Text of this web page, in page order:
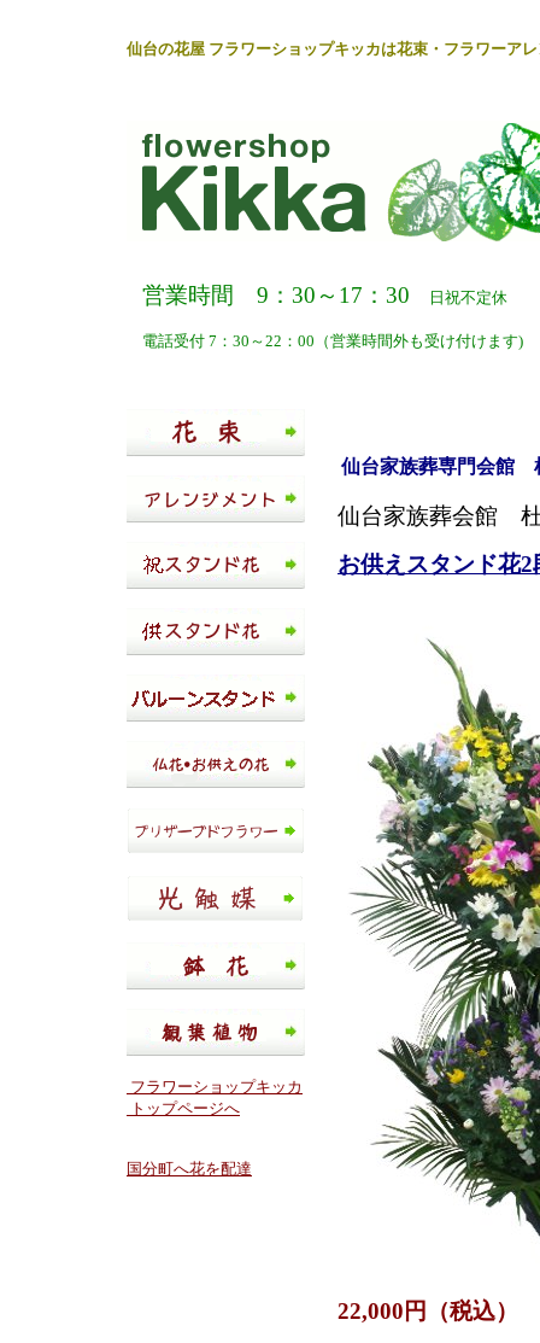
仙台の花屋 フラワーショップキッカは花束 ・ フラワーア
営業時間 9：30～17：30 日祝不定休
電話受付 7：30～22：00（営業時間外も受け付けます)
フラワーショップキッカ
トップページへ
国分町へ花を配達
仙台家族葬専門会館
仙台家族葬会館
お供えスタンド花2
22,000円（税込）